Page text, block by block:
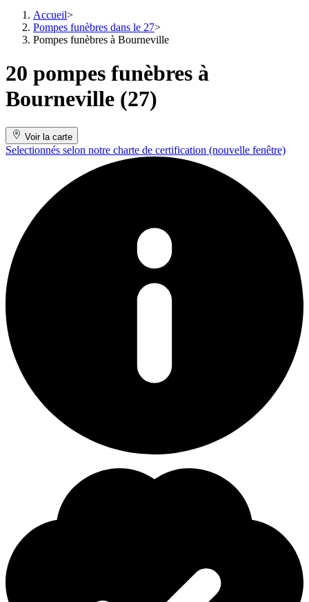
Accueil
Pompes funèbres dans le 27
Pompes funèbres à Bourneville
20 pompes funèbres à
Bourneville (27)
Voir la carte
Selectionnés selon notre charte de certification (nouvelle fenêtre)